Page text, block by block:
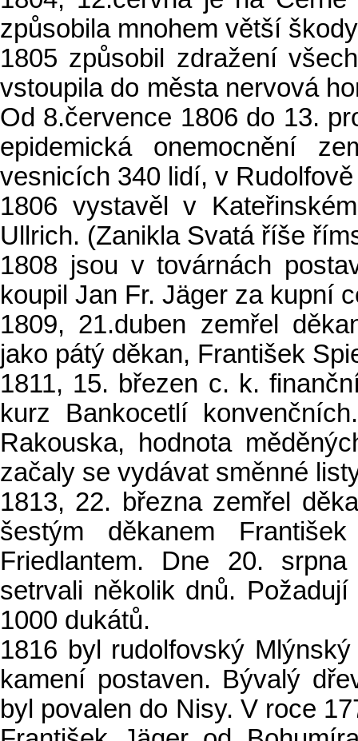
způsobila mnohem větší
1805 způsobil zdražení
vstoupila do města nervová
Od 8.července 1806 do 13.
epidemická onemocnění
vesnicích 340 lidí, v
1806 vystavěl v
Ullrich. (Zanikla Svatá říše
1808 jsou v továrnách
koupil Jan Fr. Jäger za kupní
1809, 21.duben zemřel
jako pátý děkan, František
1811, 15. březen c. k.
kurz Bankocetlí
Rakouska, hodnota
začaly se vydávat směnné
1813, 22. března zemřel
šestým děkanem
Friedlantem. Dne 20.
setrvali několik dnů.
1000 dukátů.
1816 byl rudolfovský
kamení postaven. Bývalý
byl povalen do Nisy. V roce